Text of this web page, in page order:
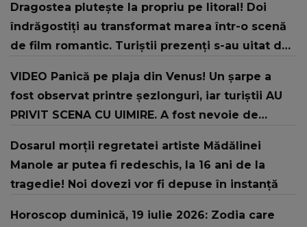
Dragostea plutește la propriu pe litoral! Doi
îndrăgostiți au transformat marea într-o scenă
de film romantic. Turiștii prezenți s-au uitat de
VIDEO Panică pe plaja din Venus! Un şarpe a
fost observat printre şezlonguri, iar turiştii AU
PRIVIT SCENA CU UIMIRE. A fost nevoie de
Dosarul morții regretatei artiste Mădălinei
Manole ar putea fi redeschis, la 16 ani de la
tragedie! Noi dovezi vor fi depuse în instanță
Horoscop duminică, 19 iulie 2026: Zodia care